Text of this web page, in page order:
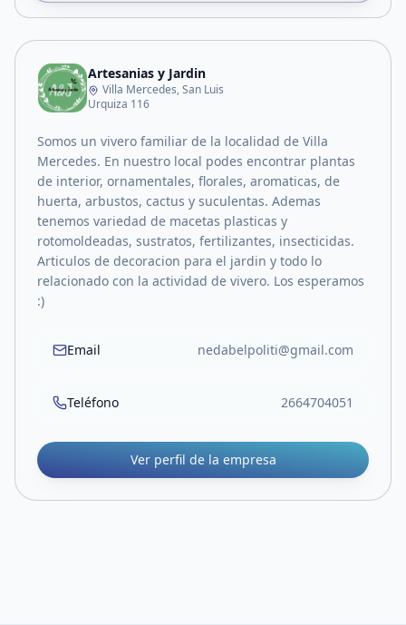
Artesanias y Jardin
Villa Mercedes, San Luis
Urquiza 116
Somos un vivero familiar de la localidad de Villa
Mercedes. En nuestro local podes encontrar plantas
de interior, ornamentales, florales, aromaticas, de
huerta, arbustos, cactus y suculentas. Ademas
tenemos variedad de macetas plasticas y
rotomoldeadas, sustratos, fertilizantes, insecticidas.
Articulos de decoracion para el jardin y todo lo
relacionado con la actividad de vivero. Los esperamos
:)
Email nedabelpoliti@gmail.com
Teléfono 2664704051
Ver perfil de la empresa